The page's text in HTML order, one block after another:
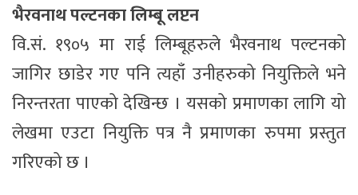
भैरवनाथ पल्टनका लिम्बू लप्टन
वि.सं. १९०५ मा राई लिम्बूहरुले भैरवनाथ पल्टनको
जागिर छाडेर गए पनि त्यहाँ उनीहरुको नियुक्तिले भने
निरन्तरता पाएको देखिन्छ । यसको प्रमाणका लागि यो
लेखमा एउटा नियुक्ति पत्र नै प्रमाणका रुपमा प्रस्तुत
गरिएको छ ।